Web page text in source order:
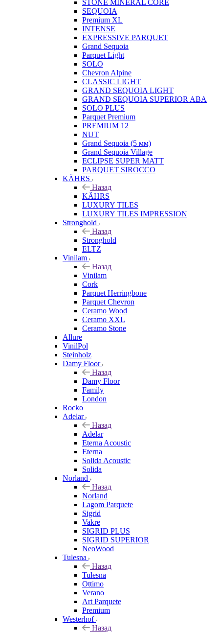
STONE MINERAL CORE
SEQUOIA
Premium XL
INTENSE
EXPRESSIVE PARQUET
Grand Sequoia
Parquet Light
SOLO
Chevron Alpine
CLASSIC LIGHT
GRAND SEQUOIA LIGHT
GRAND SEQUOIA SUPERIOR ABA
SOLO PLUS
Parquet Premium
PREMIUM 12
NUT
Grand Sequoia (5 мм)
Grand Sequoia Village
ECLIPSE SUPER MATT
PARQUET SIROCCO
KÄHRS
Назад
KÄHRS
LUXURY TILES
LUXURY TILES IMPRESSION
Stronghold
Назад
Stronghold
ELTZ
Vinilam
Назад
Vinilam
Cork
Parquet Herringbone
Parquet Chevron
Ceramo Wood
Ceramo XXL
Ceramo Stone
Allure
VinilPol
Steinholz
Damy Floor
Назад
Damy Floor
Family
London
Rocko
Adelar
Назад
Adelar
Eterna Acoustic
Eterna
Solida Acoustic
Solida
Norland
Назад
Norland
Lagom Parquete
Sigrid
Vakre
SIGRID PLUS
SIGRID SUPERIOR
NeoWood
Tulesna
Назад
Tulesna
Ottimo
Verano
Art Parquete
Premium
Westerhof
Назад